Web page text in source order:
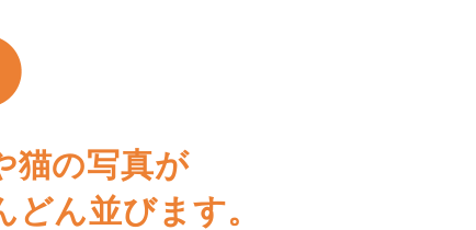
猫の写真が
どん並びます。